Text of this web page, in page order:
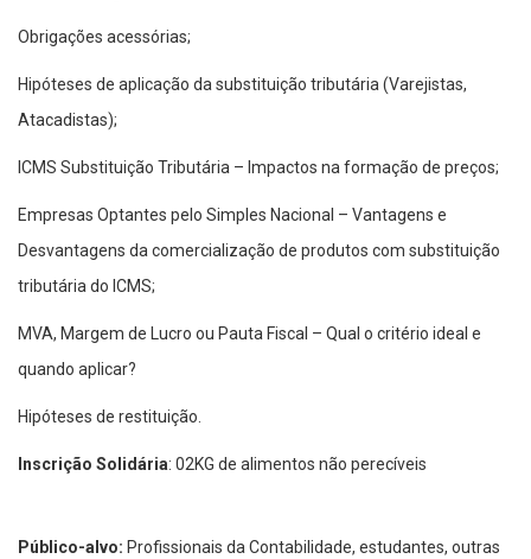
Obrigações acessórias;
Hipóteses de aplicação da substituição tributária (Varejistas,
Atacadistas);
ICMS Substituição Tributária – Impactos na formação de preços;
Empresas Optantes pelo Simples Nacional – Vantagens e
Desvantagens da comercialização de produtos com substituição
tributária do ICMS;
MVA, Margem de Lucro ou Pauta Fiscal – Qual o critério ideal e
quando aplicar?
Hipóteses de restituição.
Inscrição Solidária: 02KG de alimentos não perecíveis
Público-alvo: Profissionais da Contabilidade, estudantes, outras